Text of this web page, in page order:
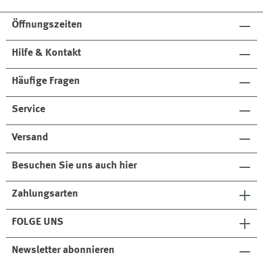
Öffnungszeiten
Hilfe & Kontakt
Häufige Fragen
Service
Versand
Besuchen Sie uns auch hier
Zahlungsarten
FOLGE UNS
Newsletter abonnieren